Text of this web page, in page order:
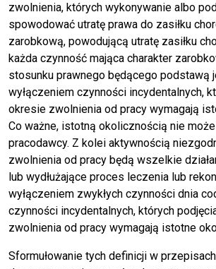
zwolnienia, których wykonywanie albo
spowodować utratę prawa do zasiłku
zarobkową, powodującą utratę zasiłku
każda czynność mająca charakter
stosunku prawnego będącego podstawą
wyłączeniem czynności incydentalnych,
okresie zwolnienia od pracy wymagają
Co ważne, istotną okolicznością nie
pracodawcy. Z kolei aktywnością
zwolnienia od pracy będą wszelkie
lub wydłużające proces leczenia lub
wyłączeniem zwykłych czynności dnia
czynności incydentalnych, których
zwolnienia od pracy wymagają istotne
Sformułowanie tych definicji w